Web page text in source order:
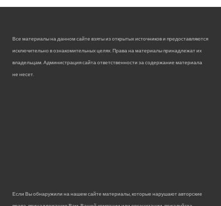
Все материалы на данном сайте взяты из открытых источников и предоставляются
исключительно в ознакомительных целях. Права на материалы принадлежат их
владельцам. Администрация сайта ответственности за содержание материала
не несет.
Если Вы обнаружили на нашем сайте материалы, которые нарушают авторские